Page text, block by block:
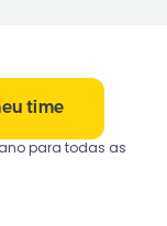
time
para todas as